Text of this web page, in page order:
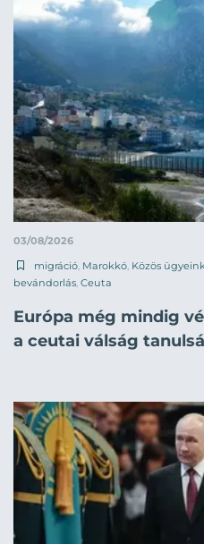
03/08/2026
migráció, Marokkó, Közös
bevándorlás, Ceuta
Európa még mindig
a ceutai válság